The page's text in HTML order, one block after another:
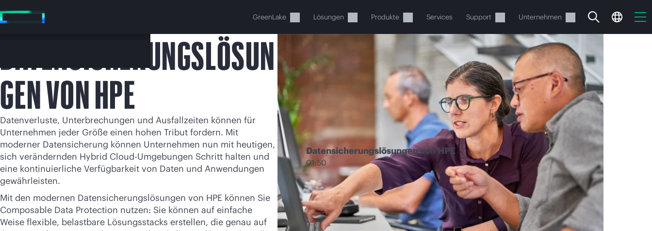
Hauptinhalt
wechseln
GreenLake Lösungen Produkte Services Support Unternehmen
Ihr Warenkorb ist aktuell leer
Besuchen Sie den HPE Store zum Stöbern, Konfigurieren und Bestellen.
Jetzt kaufen
DATENSICHERUNGSLÖSUN
GEN VON HPE
Datenverluste, Unterbrechungen und Ausfallzeiten können für
Unternehmen jeder Größe einen hohen Tribut fordern. Mit
moderner Datensicherung können Unternehmen nun mit heutigen,
sich verändernden Hybrid Cloud-Umgebungen Schritt halten und
eine kontinuierliche Verfügbarkeit von Daten und Anwendungen
gewährleisten.
Mit den modernen Datensicherungslösungen von HPE können Sie
Composable Data Protection nutzen: Sie können auf einfache
Weise flexible, belastbare Lösungsstacks erstellen, die genau auf
Datensicherungslösungen von HPE
01:50